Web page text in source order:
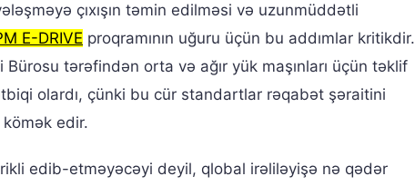
çıxışın təmin edilməsi və uzunmüddətli
E-DRIVE proqramının uğuru üçün bu addımlar kritikdir.
tərəfindən orta və ağır yük maşınları üçün təklif
olardı, çünki bu cür standartlar rəqabət şəraitini
edir.
edib-etməyəcəyi deyil, qlobal irəliləyişə nə qədər